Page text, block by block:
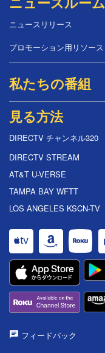
ニュースルーム
ニュースリリース
プロモーション用リソース
私たちの番組
見る方法
DIRECTV チャンネル320
DIRECTV STREAM
AT&T U-VERSE
TAMPA BAY WFTT
LOS ANGELES KSCN-TV
フィードバック